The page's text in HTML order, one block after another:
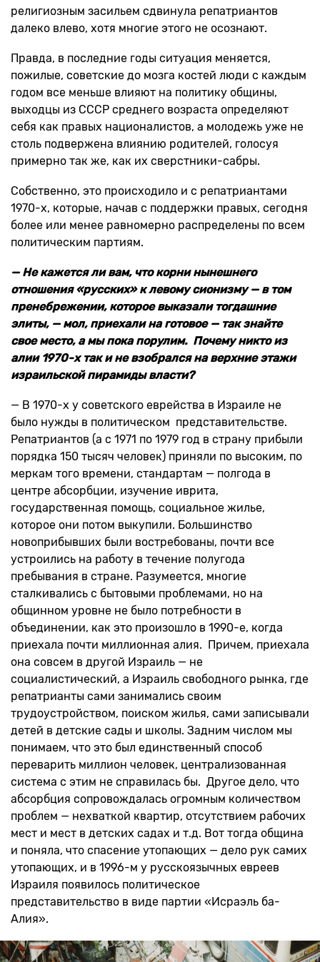
религиозным засильем сдвинула репатриантов
далеко влево, хотя многие этого не осознают.
Правда, в последние годы ситуация меняется,
пожилые, советские до мозга костей люди с каждым
годом все меньше влияют на политику общины,
выходцы из СССР среднего возраста определяют
себя как правых националистов, а молодежь уже не
столь подвержена влиянию родителей, голосуя
примерно так же, как их сверстники-сабры.
Собственно, это происходило и с репатриантами
1970-х, которые, начав с поддержки правых, сегодня
более или менее равномерно распределены по всем
политическим партиям.
— Не кажется ли вам, что корни нынешнего
отношения «русских» к левому сионизму — в том
пренебрежении, которое выказали тогдашние
элиты, — мол, приехали на готовое — так знайте
свое место, а мы пока порулим. Почему никто из
алии 1970-х так и не взобрался на верхние этажи
израильской пирамиды власти?
— В 1970-х у советского еврейства в Израиле не
было нужды в политическом представительстве.
Репатриантов (а с 1971 по 1979 год в страну прибыли
порядка 150 тысяч человек) приняли по высоким, по
меркам того времени, стандартам — полгода в
центре абсорбции, изучение иврита,
государственная помощь, социальное жилье,
которое они потом выкупили. Большинство
новоприбывших были востребованы, почти все
устроились на работу в течение полугода
пребывания в стране. Разумеется, многие
сталкивались с бытовыми проблемами, но на
общинном уровне не было потребности в
объединении, как это произошло в 1990-е, когда
приехала почти миллионная алия. Причем, приехала
она совсем в другой Израиль — не
социалистический, а Израиль свободного рынка, где
репатрианты сами занимались своим
трудоустройством, поиском жилья, сами записывали
детей в детские сады и школы. Задним числом мы
понимаем, что это был единственный способ
переварить миллион человек, централизованная
система с этим не справилась бы. Другое дело, что
абсорбция сопровождалась огромным количеством
проблем — нехваткой квартир, отсутствием рабочих
мест и мест в детских садах и т.д. Вот тогда община
и поняла, что спасение утопающих — дело рук самих
утопающих, и в 1996-м у русскоязычных евреев
Израиля появилось политическое
представительство в виде партии «Исраэль ба-
Алия».